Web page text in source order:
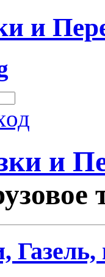
и
и